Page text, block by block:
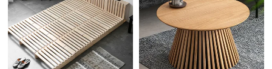
木目調のシールが付属しており、貼るだけでネジ穴
を目立たせず隠すことができます。